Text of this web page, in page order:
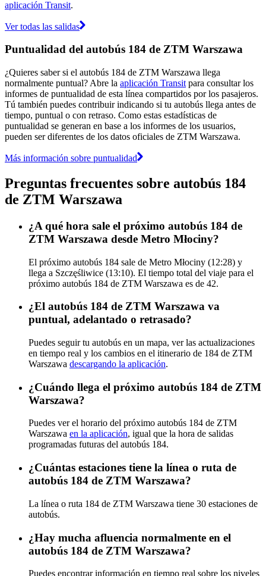
aplicación Transit.
Ver todas las salidas
Puntualidad del autobús 184 de ZTM Warszawa
¿Quieres saber si el autobús 184 de ZTM Warszawa llega
normalmente puntual? Abre la aplicación Transit para consultar los
informes de puntualidad de esta línea compartidos por los pasajeros.
Tú también puedes contribuir indicando si tu autobús llega antes de
tiempo, puntual o con retraso. Como estas estadísticas de
puntualidad se generan en base a los informes de los usuarios,
pueden ser diferentes de los datos oficiales de ZTM Warszawa.
Más información sobre puntualidad
Preguntas frecuentes sobre autobús 184
de ZTM Warszawa
¿A qué hora sale el próximo autobús 184 de
ZTM Warszawa desde Metro Młociny?
El próximo autobús 184 sale de Metro Młociny (12:28) y
llega a Szczęśliwice (13:10). El tiempo total del viaje para el
próximo autobús 184 de ZTM Warszawa es de 42.
¿El autobús 184 de ZTM Warszawa va
puntual, adelantado o retrasado?
Puedes seguir tu autobús en un mapa, ver las actualizaciones
en tiempo real y los cambios en el itinerario de 184 de ZTM
Warszawa descargando la aplicación.
¿Cuándo llega el próximo autobús 184 de ZTM
Warszawa?
Puedes ver el horario del próximo autobús 184 de ZTM
Warszawa en la aplicación, igual que la hora de salidas
programadas futuras del autobús 184.
¿Cuántas estaciones tiene la línea o ruta de
autobús 184 de ZTM Warszawa?
La línea o ruta 184 de ZTM Warszawa tiene 30 estaciones de
autobús.
¿Hay mucha afluencia normalmente en el
autobús 184 de ZTM Warszawa?
Puedes encontrar información en tiempo real sobre los niveles